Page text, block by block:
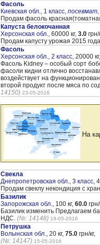
Фасоль
Киевская обл., 1 класс, посевмат,
Продам фасоль
Капуста белокочанная
Херсонская обл., 60000 кг, 3.0 грн/
Продам капусту урожая 2015
Фасоль
Херсонская обл., 2 класс, 20000 кг,
Фасоль Kidney – особый сорт
фасоли кидни отлично
воздействует на
второй продукт после мяса по
14150) 23-05-2016
На
Свекла
Днепропетровская обл., 3 класс,
Продам свеклу некондиция с
Базилик
Запорожская обл., 100 кг, 60.0 грн/
Базилик изменить Предлагаем
НДС. (№: 14148) 19-05-2016
Петрушка
Волынская обл., 20 кг, 75.0 грн/кг,
(№: 14147) 15-05-2016